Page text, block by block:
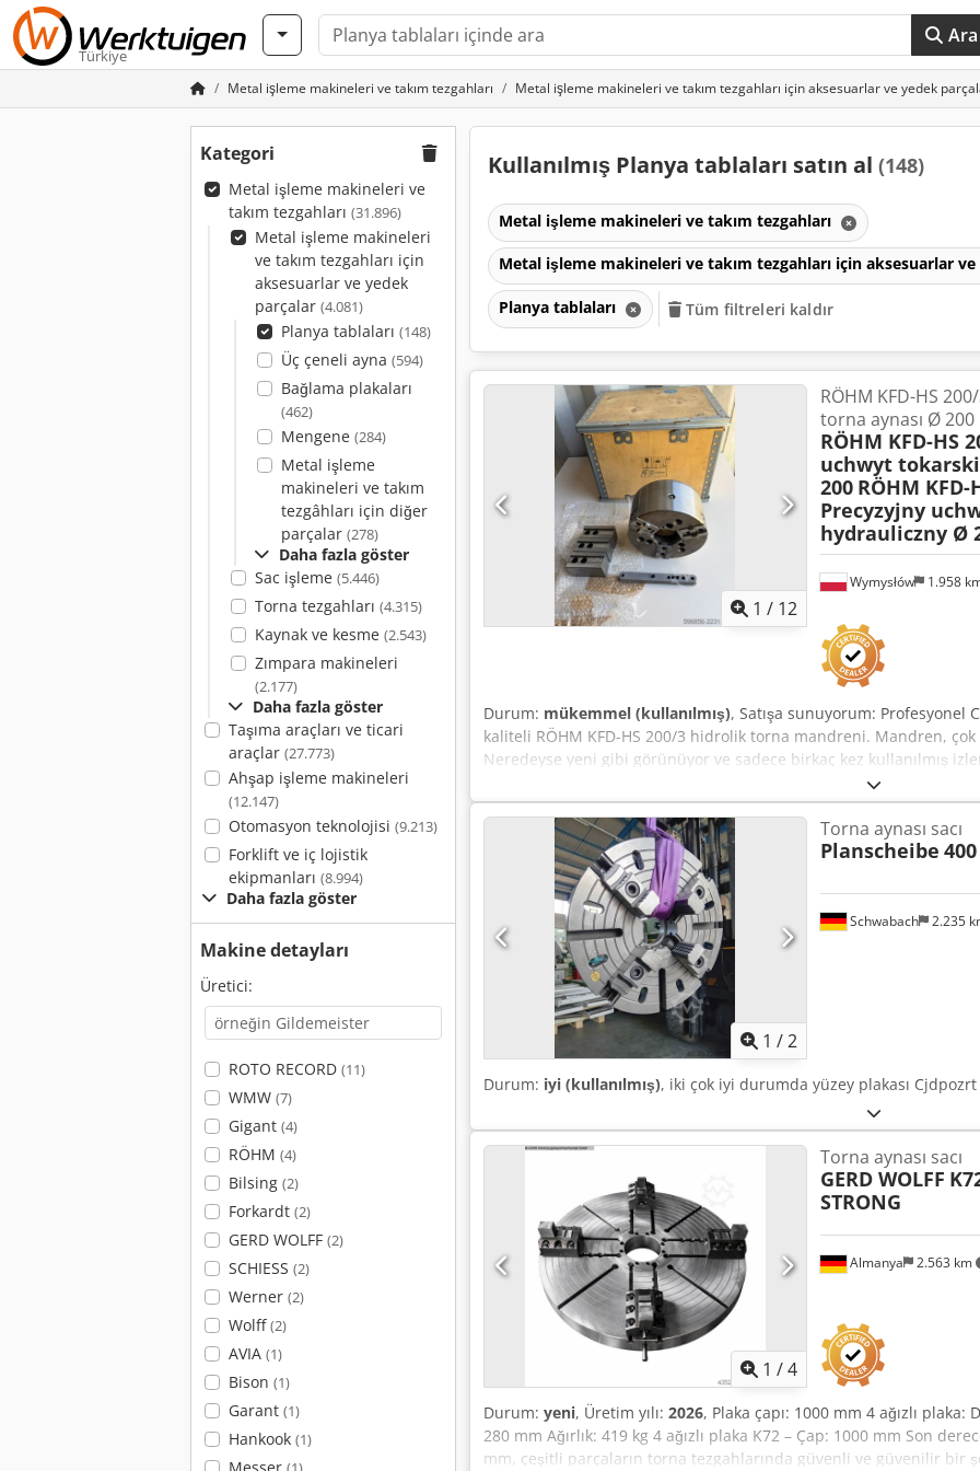
Türkiye
Ara
Metal işleme makineleri ve takım tezgahları Metal işleme makineleri ve takım tezgahları için aksesuarlar ve yedek
Kategori
Metal işleme makineleri ve
takım tezgahları (31.896)
Metal işleme makineleri
ve takım tezgahları için
aksesuarlar ve yedek
parçalar (4.081)
Planya tablaları (148)
Üç çeneli ayna (594)
Bağlama plakaları
(462)
Mengene (284)
Metal işleme
makineleri ve takım
tezgâhları için diğer
parçalar (278)
Daha fazla göster
Sac işleme (5.446)
Torna tezgahları (4.315)
Kaynak ve kesme (2.543)
Zımpara makineleri
(2.177)
Daha fazla göster
Taşıma araçları ve ticari
araçlar (27.773)
Ahşap işleme makineleri
(12.147)
Otomasyon teknolojisi (9.213)
Forklift ve iç lojistik
ekipmanları (8.994)
Daha fazla göster
Makine detayları
Üretici:
ROTO RECORD (11)
WMW (7)
Gigant (4)
RÖHM (4)
Bilsing (2)
Forkardt (2)
GERD WOLFF (2)
SCHIESS (2)
Werner (2)
Wolff(2)
AVIA (1)
Bison (1)
Garant (1)
Hankook (1)
Kullanılmış Planya tablaları satın al (148)
Metal işleme makineleri ve takım tezgahları
Metal işleme makineleri ve takım tezgahları için aksesuarlar
Planya tablaları Tüm filtreleri kaldır
1 / 12
Wymysłów 1.958
RÖHM KFD-HS
torna aynası Ø 200
RÖHM KFD-HS
uchwyt
200 RÖHM KFD-
Precyzyjny
hydrauliczny Ø
Durum: mükemmel (kullanılmış), Satışa sunuyorum: Profesyonel
kaliteli RÖHM KFD-HS 200/3 hidrolik torna mandreni. Mandren,
Neredeyse yeni gibi görünüyor ve sadece birkaç kez kullanılmış
kızaklarda sadece çok az kullanım izi mevcut. Paket içeriği:
torna mandreni, * 3 adet temel ağız, * 3 adet RÖHM 538-55 üstten
sağlam ahşap taşıma kutusu (bu kutunun bu mandren için
Teknik özellikler: * Üretici: RÖHM * Model: KFD-HS 200/3 * Çap:
mandreni * Tek ağızın maksimum sıkma kuvveti (Fmax): 48 kN *
Maksimum dönüş hızı: 6500 devir/dakika * Tanımlama numarası:
538-55 * Üretim ülkesi: Almanya Bu mandren, talaşlı imalat ve
için idealdir. Yüksek kaliteli işçiliği ve hassasiyetiyle tanınan,
sağlam bir ekipmanıdır.
1 /2
Schwabach 2.235
Torna aynası sacı
Planscheibe
Durum: iyi (kullanılmış), iki çok iyi durumda yüzey plakası Cjdpozrt
1 /4
Almanya 2.563 km
Torna aynası sacı
GERD WOLFF
STRONG
Durum: yeni, Üretim yılı: 2026, Plaka çapı: 1000 mm 4 ağızlı
280 mm Ağırlık: 419 kg 4 ağızlı plaka K72 – Çap: 1000 mm Son
mm, çeşitli parçaların torna tezgahlarında güvenli ve güvenilir bir